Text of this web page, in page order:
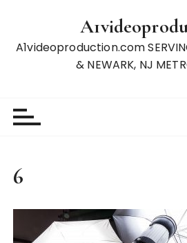
A1videoproduction.com
& NEWARK, NJ
6